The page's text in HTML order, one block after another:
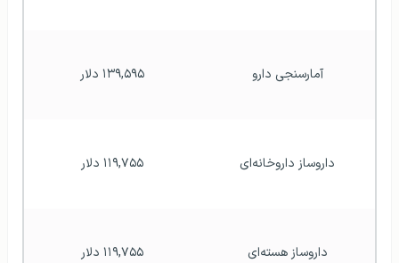
آمارسنجی دارو ۱۳۹,۵۹۵ دلار
داروساز داروخانه‌ای ۱۱۹,۷۵۵ دلار
داروساز هسته‌ای ۱۱۹,۷۵۵ دلار